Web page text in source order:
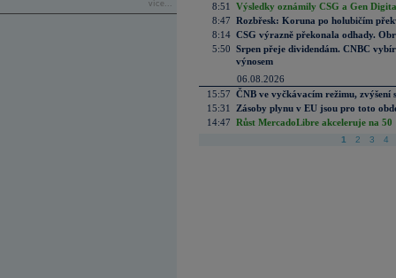
více...
8:51
Výsledky oznámily CSG a Gen
8:47 Rozbřesk: Koruna po holubičím
8:14 CSG výrazně překonala odhady.
5:50 Srpen přeje dividendám. CNBC
výnosem
06.08.2026
15:57 ČNB ve vyčkávacím režimu, zvýšení
15:31
Zásoby plynu v EU jsou pro toto
14:47 Růst MercadoLibre akceleruje na
1 2 3 4